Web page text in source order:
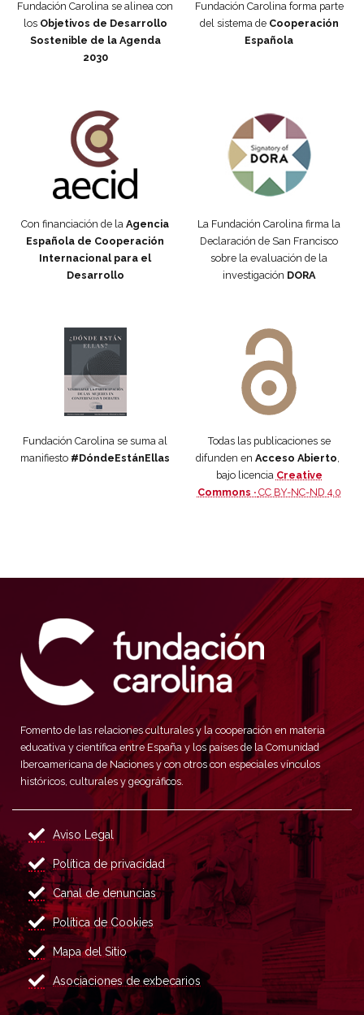
Fundación Carolina se alinea con
los Objetivos de Desarrollo
Sostenible de la Agenda
2030
Fundación Carolina forma parte
del sistema de Cooperación
Española
Con financiación de la Agencia
Española de Cooperación
Internacional para el
Desarrollo
La Fundación Carolina firma la
Declaración de San Francisco
sobre la evaluación de la
investigación DORA
Fundación Carolina se suma al
manifiesto #DóndeEstánEllas
Todas las publicaciones se
difunden en Acceso Abierto,
bajo licencia Creative
Commons · CC BY-NC-ND 4.0
Fomento de las relaciones culturales y la cooperación en materia
educativa y científica entre España y los países de la Comunidad
Iberoamericana de Naciones y con otros con especiales vínculos
históricos, culturales y geográficos.
Aviso Legal
Política de privacidad
Canal de denuncias
Política de Cookies
Mapa del Sitio
Asociaciones de exbecarios